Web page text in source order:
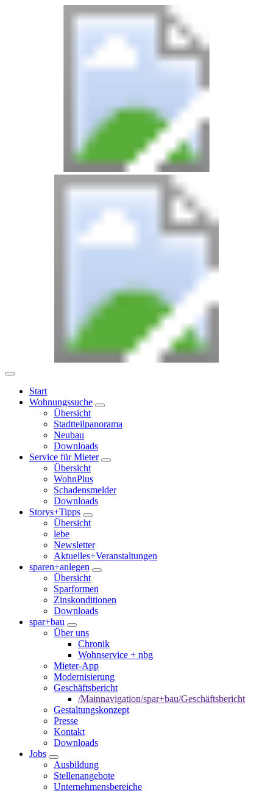
Start
Wohnungssuche
Übersicht
Stadtteilpanorama
Neubau
Downloads
Service für Mieter
Übersicht
WohnPlus
Schadensmelder
Downloads
Storys+Tipps
Übersicht
lebe
Newsletter
Aktuelles+Veranstaltungen
sparen+anlegen
Übersicht
Sparformen
Zinskonditionen
Downloads
spar+bau
Über uns
Chronik
Wohnservice + nbg
Mieter-App
Modernisierung
Geschäftsbericht
/Mainnavigation/spar+bau/Geschäftsbericht
Gestaltungskonzept
Presse
Kontakt
Downloads
Jobs
Ausbildung
Stellenangebote
Unternehmensbereiche